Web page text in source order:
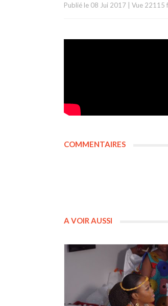
Publié le 08 Jui 2017| Vue 22115
COMMENTAIRES
A VOIR AUSSI